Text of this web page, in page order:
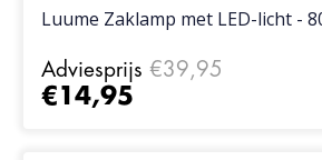
Luume Zaklamp met LED-licht -
Adviesprijs €39,95
€14,95